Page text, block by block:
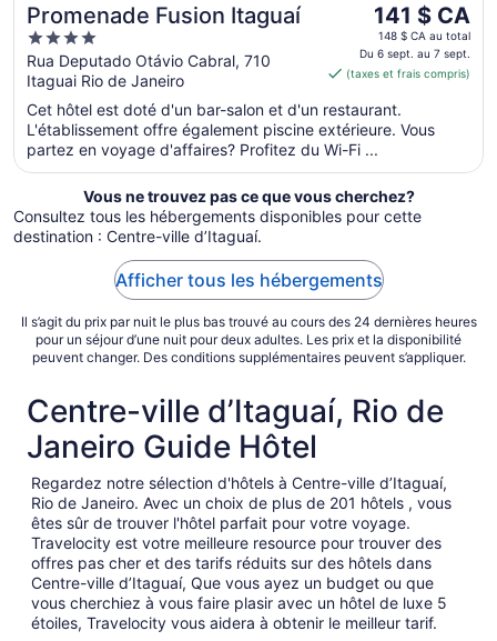
Promenade Fusion Itaguaí
4
out
of
5
Rua Deputado Otávio Cabral, 710
Itaguai Rio de Janeiro
Le
prix
est
de 141 $ CA
par
nuit
sept.
au 7
sept.
141 $ CA
148 $ CA au total
Du 6 sept. au 7 sept.
(taxes et frais compris)
Cet hôtel est doté d'un bar-salon et d'un restaurant.
L'établissement offre également piscine extérieure. Vous
partez en voyage d'affaires? Profitez du Wi-Fi ...
Vous ne trouvez pas ce que vous cherchez?
Consultez tous les hébergements disponibles pour cette
destination : Centre-ville d’Itaguaí.
Afficher tous les hébergements
Il s’agit du prix par nuit le plus bas trouvé au cours des 24 dernières heures
pour un séjour d’une nuit pour deux adultes. Les prix et la disponibilité
peuvent changer. Des conditions supplémentaires peuvent s’appliquer.
Centre-ville d’Itaguaí, Rio de
Janeiro Guide Hôtel
Regardez notre sélection d'hôtels à Centre-ville d’Itaguaí,
Rio de Janeiro. Avec un choix de plus de 201 hôtels , vous
êtes sûr de trouver l'hôtel parfait pour votre voyage.
Travelocity est votre meilleure resource pour trouver des
offres pas cher et des tarifs réduits sur des hôtels dans
Centre-ville d’Itaguaí, Que vous ayez un budget ou que
vous cherchiez à vous faire plasir avec un hôtel de luxe 5
étoiles, Travelocity vous aidera à obtenir le meilleur tarif.